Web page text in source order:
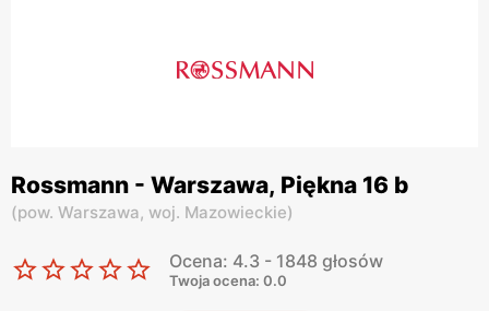
Rossmann - Warszawa, Piękna 16 b
(pow. Warszawa, woj. Mazowieckie)
Ocena: 4.3 - 1848 głosów
Twoja ocena: 0.0